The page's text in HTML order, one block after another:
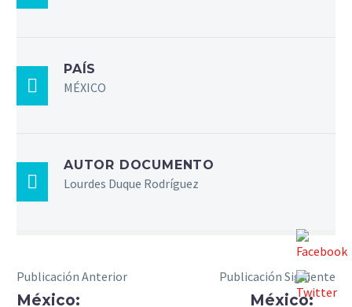
PAÍS
MÉXICO
AUTOR DOCUMENTO
Lourdes Duque Rodríguez
Publicación Anterior
México:
Publicación Siguiente
México: